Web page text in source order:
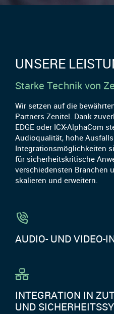
UNSERE
Starke Technik von
Wir setzen auf die
Partners Zenitel. Dank
EDGE oder ICX-AlphaCom
Audioqualität, hohe
Integrationsmöglichkeiten
für sicherheitskritische
verschiedensten Branchen
skalieren und erweitern.
AUDIO- UND VIDEO-
INTEGRATION IN
UND